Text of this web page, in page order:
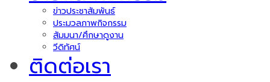
ข่าวประชาสัมพันธ์
ประมวลภาพกิจกรรม
สัมมนา/ศึกษาดูงาน
วีดิทัศน์
ติดต่อเรา